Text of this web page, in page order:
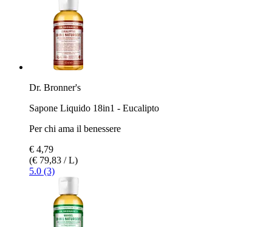
Dr. Bronner's
Sapone Liquido 18in1 - Eucalipto
Per chi ama il benessere
€ 4,79
(€ 79,83 / L)
5.0 (3)